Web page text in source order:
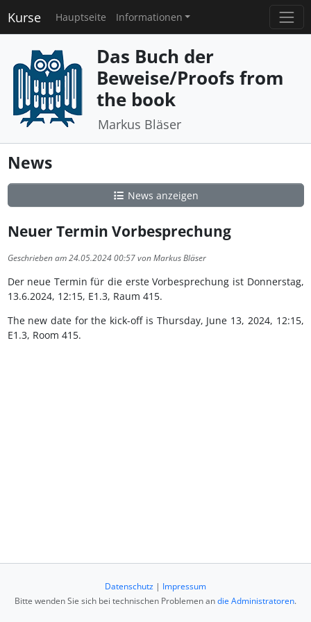
Kurse Hauptseite Informationen
Das Buch der
Beweise/Proofs from
the book
Markus Bläser
News
News anzeigen
Neuer Termin Vorbesprechung
Geschrieben am 24.05.2024 00:57 von Markus Bläser
Der neue Termin für die erste Vorbesprechung ist Donnerstag,
13.6.2024, 12:15, E1.3, Raum 415.
The new date for the kick-off is Thursday, June 13, 2024, 12:15,
E1.3, Room 415.
Datenschutz | Impressum
Bitte wenden Sie sich bei technischen Problemen andie Administratoren.